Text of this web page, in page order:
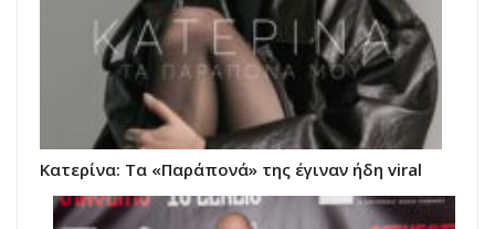
Κατερίνα: Τα «Παράπονά» της έγιναν ήδη viral